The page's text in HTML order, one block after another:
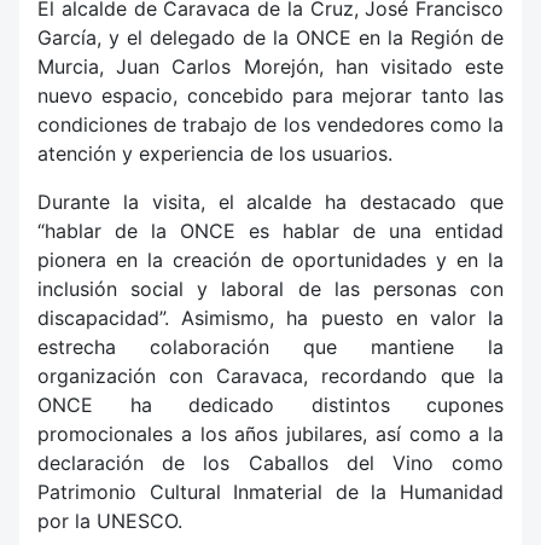
El alcalde de Caravaca de la Cruz, José Francisco
García, y el delegado de la ONCE en la Región de
Murcia, Juan Carlos Morejón, han visitado este
nuevo espacio, concebido para mejorar tanto las
condiciones de trabajo de los vendedores como la
atención y experiencia de los usuarios.
Durante la visita, el alcalde ha destacado que
“hablar de la ONCE es hablar de una entidad
pionera en la creación de oportunidades y en la
inclusión social y laboral de las personas con
discapacidad”. Asimismo, ha puesto en valor la
estrecha colaboración que mantiene la
organización con Caravaca, recordando que la
ONCE ha dedicado distintos cupones
promocionales a los años jubilares, así como a la
declaración de los Caballos del Vino como
Patrimonio Cultural Inmaterial de la Humanidad
por la UNESCO.